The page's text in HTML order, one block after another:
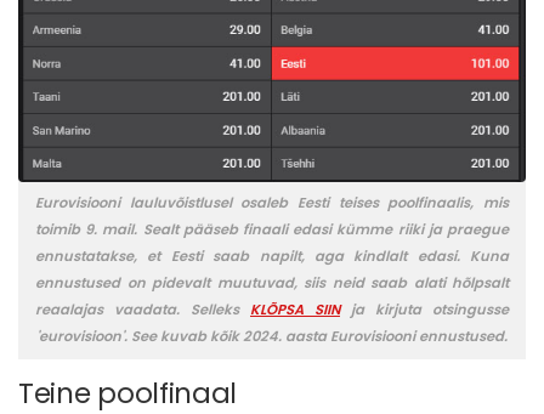
Eurovisiooni lauluvõistlusel osaleb Eesti teises poolfinaalis, mis
toimib 9. mail. Sealt pääseb finaali edasi kümme riiki ja praegue
ennustatakse, et Eesti saab napilt, aga kindlalt edasi. Kuna
ennustused on pidevalt muutuvad, siis neid saab alati hõlpsalt
reaalajas vaadata. Selleks KLÕPSA SIINja kirjuta otsingusse
'eurovisioon'. See kuvab kõik 2024. aasta Eurovisiooni ennustused.
Teine poolfinaal